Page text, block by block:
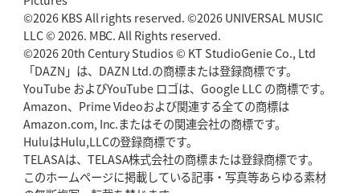
2026年4月30日(木)更新
BR東京、「ユニバーサルデー」の意義「特別からノーマルへ」が最終
ゴール
2026年4月23日(木)更新
元代表ラピース、今季限りで引退「クボタは10年いた自分のホーム」
2026年4月16日(木)更新
BL東京「強化拠点」を「共有財産」に新クラブハウスは「皆に開かれ
た空間」
©2026 KBS All rights reserved. ©2026 UNIVERSAL MUSIC
LLC © 2026. MBC. All Rights reserved.
©2026 20th Century Studios © KT StudioGenie Co., Ltd
「DAZN」は、DAZN Ltd.の商標または登録商標です。
YouTube およびYouTube ロゴは、Google LLC の商標です。
Amazon、Prime Videoおよび関連する全ての商標は
Amazon.com, Inc.またはその関連会社の商標です。
HuluはHulu,LLCの登録商標です。
TELASAは、TELASA株式会社の商標または登録商標です。
このホームページに掲載している記事・写真等あらゆる素材